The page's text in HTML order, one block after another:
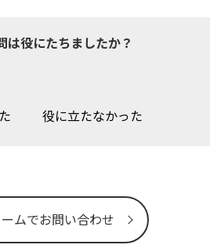
は役にたちましたか？
役に立たなかった
ムでお問い合わせ